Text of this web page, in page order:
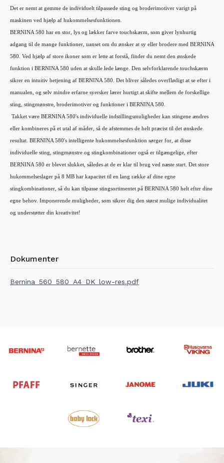
Det er nemt at gemme de individuelt tilpassede sting og broderimotiver varigt på
maskinen ved hjælp af hukommelsesfunktionen.
BERNINA 580 har en stor, lys og lækker farve touchskærm, som giver lynhurtig
adgang til de mange funktioner, uanset om du ønsker at sy eller brodere med BERNINA
580. Ved hjælp af store ikoner som er lette at forstå, finder du nemt den ønskede
funktion i BERNINA 580 uden at skulle lede længe. Den selvforklarende touchskærm
sikrer en intuitiv betjening af BERNINA 580. Det bliver således overflødigt at se efter i
manualen, og selv mindre erfarne syersker lærer hurtigt at skifte mellem de forskellige
sting, stingmønstre, broderimotiver og funktioner i BERNINA 580.
Takket være BERNINA 580's individuelle indstillingsmuligheder kan stingene ændres
eller kombineres på et utal af måder, så de afstemmes de helt præcist til det ønskede
resultat. BERNINA 580's intelligente hukommelsesfunktion sørger for, at disse
individuelle sting, stingmønstre og stingkombinationer også er tilgængelige, efter
BERNINA 580 er blevet slukket, således at de er klar til brug ved næste start. Det store
hukommelseslager på 8 MB har kapacitet til en lang række af dine egne
stingkombinationer, så du kan tilpasse stingsortimentet på BERNINA 580 helt efter dine
egne behov. Imponerende muligheder, som sikrer dig den størst mulige individualitet
og understøtter din kreativitet!
Dokumenter
Bernina_560_580_A4_DK_low-res.pdf